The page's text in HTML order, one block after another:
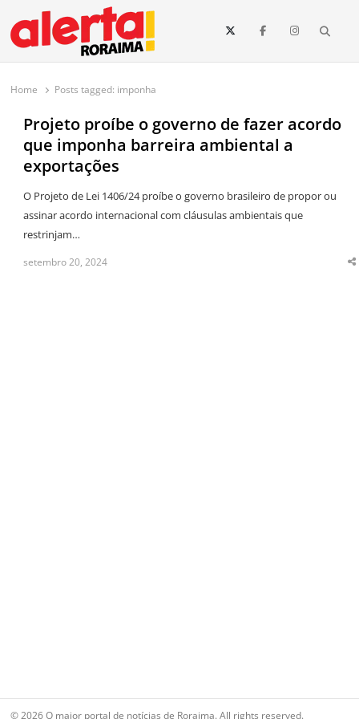
conteúdo
O maior portal de notícias de Roraima
O Alerta Roraima é seu portal de notícias completo sobre política,
e todo o estado de Roraima. Fique sempre informado com
Home Posts tagged: imponha
Projeto proíbe o governo de fazer acordo
que imponha barreira ambiental a
exportações
O Projeto de Lei 1406/24 proíbe o governo brasileiro de propor ou
assinar acordo internacional com cláusulas ambientais que
restrinjam…
setembro 20, 2024
© 2026 O maior portal de notícias de Roraima. All rights reserved.